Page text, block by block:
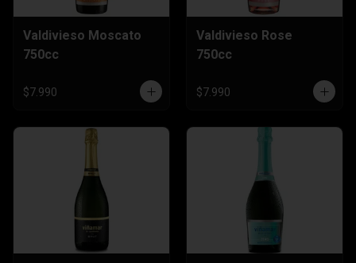
Valdivieso Moscato
750cc
$7.990
Valdivieso Rose
750cc
$7.990